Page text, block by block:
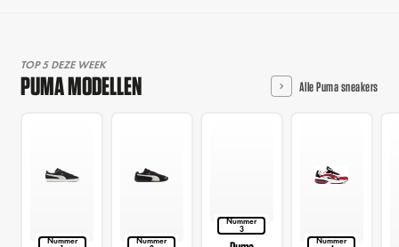
TOP 5 DEZE WEEK
PUMA MODELLEN Alle Puma sneakers
Nummer Nummer
Nummer
3
Nummer